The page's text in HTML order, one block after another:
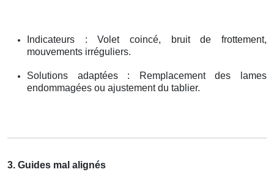
Indicateurs : Volet coincé, bruit de frottement,
mouvements irréguliers.
Solutions adaptées : Remplacement des lames
endommagées ou ajustement du tablier.
3. Guides mal alignés